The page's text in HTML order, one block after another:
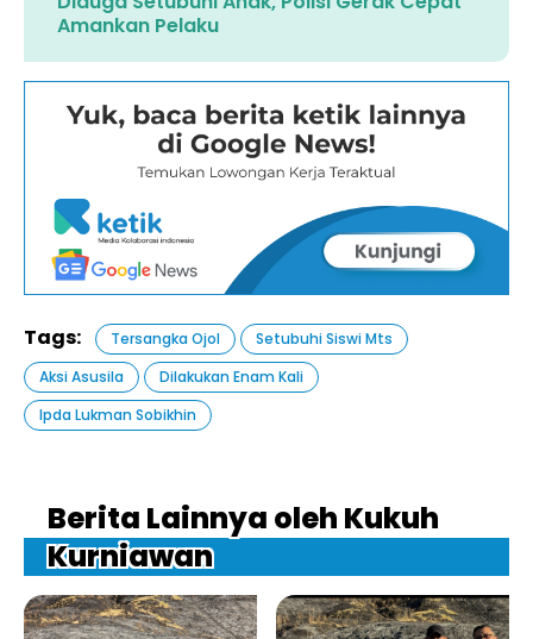
Amankan Pelaku
Tags: Tersangka Ojol
Setubuhi Siswi Mts
Aksi Asusila
Dilakukan Enam Kali
Ipda Lukman Sobikhin
Berita Lainnya oleh Kukuh
Kurniawan